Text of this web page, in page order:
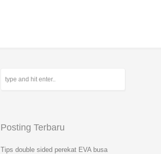
Posting Terbaru
Tips double sided perekat EVA busa